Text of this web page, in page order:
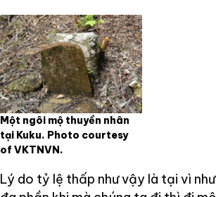
Một ngôi mộ thuyền nhân
tại Kuku. Photo courtesy
of VKTNVN.
Lý do tỷ lệ thấp như vậy là tại vì